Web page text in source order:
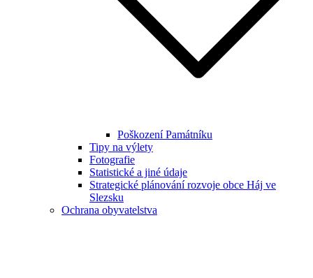
Poškození Památníku
Tipy na výlety
Fotografie
Statistické a jiné údaje
Strategické plánování rozvoje obce Háj ve
Slezsku
Ochrana obyvatelstva